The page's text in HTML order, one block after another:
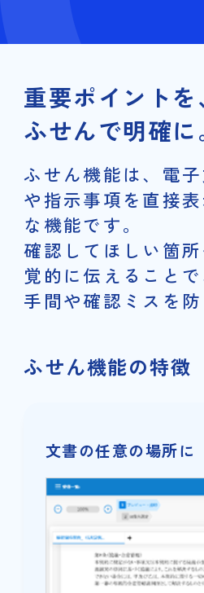
重要ポイントを
ふせんで明確に
ふせん機能は、電
や指示事項を直接
な機能です。
確認してほしい箇
覚的に伝えること
手間や確認ミスを防
ふせん機能の特徴
文書の任意の場所に